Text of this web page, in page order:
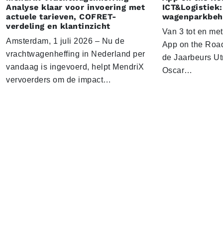
Analyse klaar voor invoering met
actuele tarieven, COFRET-
verdeling en klantinzicht
Amsterdam, 1 juli 2026 – Nu de
vrachtwagenheffing in Nederland per
vandaag is ingevoerd, helpt MendriX
vervoerders om de impact…
Van 3 tot en
App on the
de Jaarbeurs
Oscar…